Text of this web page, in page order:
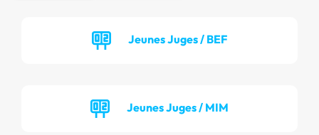
Jeunes Juges / BEF
Jeunes Juges / MIM